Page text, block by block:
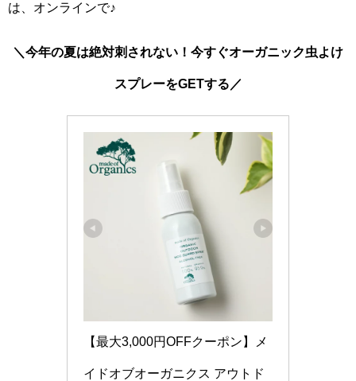
は、オンラインで♪
＼今年の夏は絶対刺されない！今すぐオーガニック虫よけ
スプレーをGETする／
【最大3,000円OFFクーポン】メ
イドオブオーガニクス アウトド